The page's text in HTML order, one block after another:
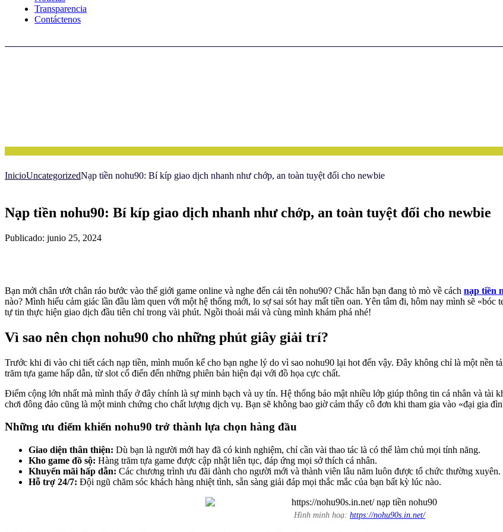
Transparencia
Contáctenos
InicioUncategorizedNạp tiền nohu90: Bí kíp giao dịch nhanh như chớp, an toàn tuyệt đối cho newbie
Nạp tiền nohu90: Bí kíp giao dịch nhanh như chớp, an toàn tuyệt đối cho newbie
Publicado: junio 25, 2024
Bạn mới chân ướt chân ráo bước vào thế giới game online và nghe đến cái tên nohu90? Chắc hẳn bạn đang tò mò về cách nạp tiền
nào? Mình hiểu cảm giác lần đầu làm quen với một hệ thống mới, lo sợ sai sót hay mất tiền oan. Yên tâm đi, hôm nay mình sẽ «bóc
tự tin thực hiện giao dịch đầu tiên chỉ trong vài phút. Ngồi thoải mái và cùng mình khám phá nhé!
Vì sao nên chọn nohu90 cho những phút giây giải trí?
Trước khi đi vào chi tiết cách nạp tiền, mình muốn kể cho bạn nghe lý do vì sao nohu90 lại hot đến vậy. Đây không chỉ là một nền
trăm tựa game hấp dẫn, từ slot cổ điển đến những phiên bản hiện đại với đồ họa cực chất.
Điểm cộng lớn nhất mà mình thấy ở đây chính là sự minh bạch và uy tín. Hệ thống bảo mật nhiều lớp giúp thông tin cá nhân và tài
chơi đông đảo cũng là một minh chứng cho chất lượng dịch vụ. Bạn sẽ không bao giờ cảm thấy cô đơn khi tham gia vào «đại gia
Những ưu điểm khiến nohu90 trở thành lựa chọn hàng đầu
Giao diện thân thiện: Dù bạn là người mới hay đã có kinh nghiệm, chỉ cần vài thao tác là có thể làm chủ mọi tính năng.
Kho game đồ sộ: Hàng trăm tựa game được cập nhật liên tục, đáp ứng mọi sở thích cá nhân.
Khuyến mãi hấp dẫn: Các chương trình ưu đãi dành cho người mới và thành viên lâu năm luôn được tổ chức thường xuyên.
Hỗ trợ 24/7: Đội ngũ chăm sóc khách hàng nhiệt tình, sẵn sàng giải đáp mọi thắc mắc của bạn bất kỳ lúc nào.
Hình minh hoạ:https://nohu90s.in.net/